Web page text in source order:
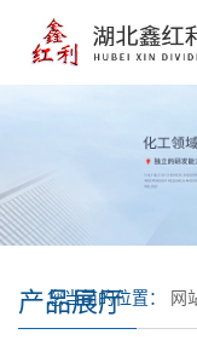
产品展厅
您当前的位置： 网